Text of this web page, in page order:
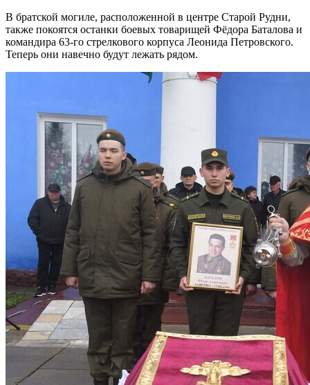
В братской могиле, расположенной в центре Старой Рудни,
также покоятся останки боевых товарищей Фёдора Баталова и
командира 63-го стрелкового корпуса Леонида Петровского.
Теперь они навечно будут лежать рядом.